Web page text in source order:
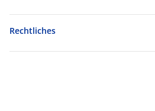
Rechtliches